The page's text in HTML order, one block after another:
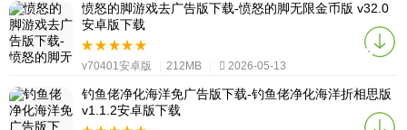
愤怒的脚游戏去广告版下载-愤怒的脚无限金币版 v32.0
安卓版下载
v70401安卓版 212MB 2026-05-13
钓鱼佬净化海洋免广告版下载-钓鱼佬净化海洋折相思版
v1.1.2安卓版下载